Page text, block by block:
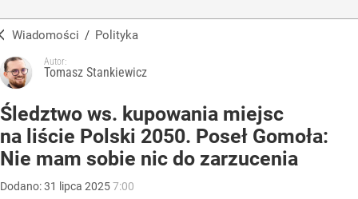
Wiadomości / Polityka
Autor:
Tomasz Stankiewicz
Śledztwo ws. kupowania miejsc
na liście Polski 2050. Poseł Gomoła:
Nie mam sobie nic do zarzucenia
Dodano:31 lipca 20257:00